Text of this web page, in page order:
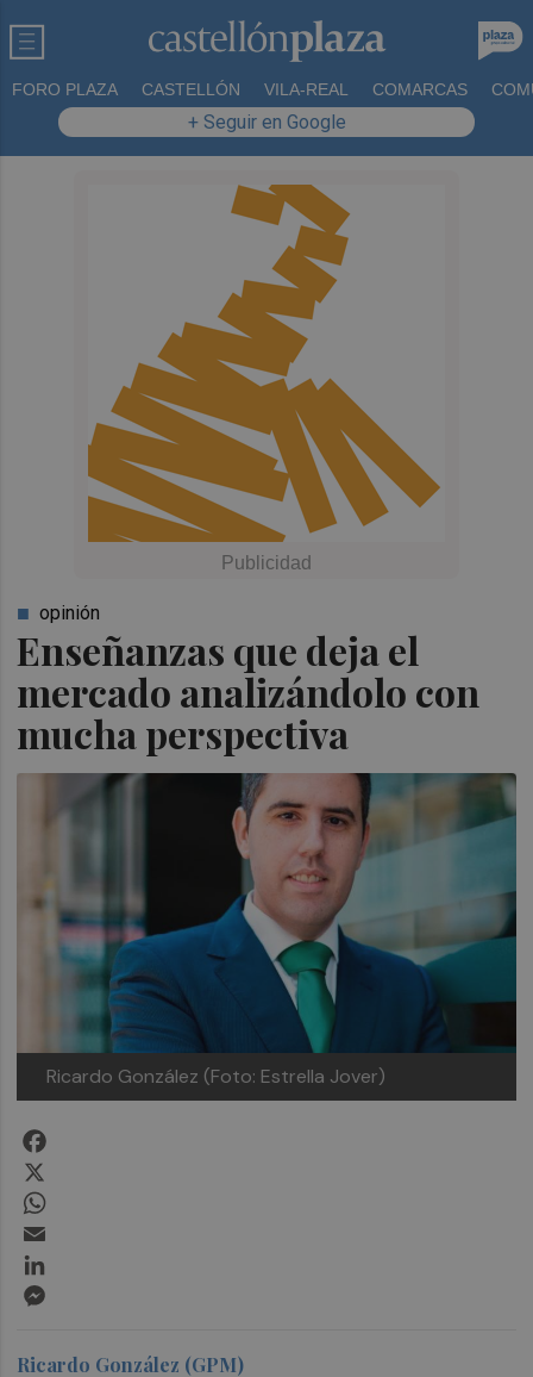
FORO PLAZA CASTELLÓN VILA-REAL COMARCAS
+ Seguir en Google
Enseñanzas que deja el
mercado analizándolo con
mucha perspectiva
opinión
Ricardo González (Foto: Estrella Jover)
Ricardo González (GPM)